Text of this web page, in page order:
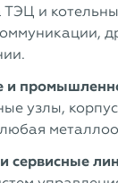
и
и
узлы,
сервисные